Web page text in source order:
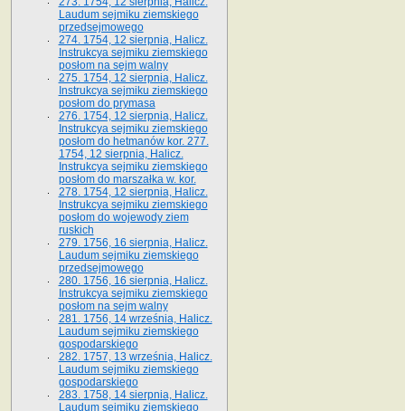
Laudum sejmiku ziemskiego
przedsejmowego
274. 1754, 12 sierpnia, Halicz.
Instrukcya sejmiku ziemskiego
posłom na sejm walny
275. 1754, 12 sierpnia, Halicz.
Instrukcya sejmiku ziemskiego
posłom do prymasa
276. 1754, 12 sierpnia, Halicz.
Instrukcya sejmiku ziemskiego
posłom do hetmanów kor. 277.
1754, 12 sierpnia, Halicz.
Instrukcya sejmiku ziemskiego
posłom do marszałka w. kor.
278. 1754, 12 sierpnia, Halicz.
Instrukcya sejmiku ziemskiego
posłom do wojewody ziem
ruskich
279. 1756, 16 sierpnia, Halicz.
Laudum sejmiku ziemskiego
przedsejmowego
280. 1756, 16 sierpnia, Halicz.
Instrukcya sejmiku ziemskiego
posłom na sejm walny
281. 1756, 14 września, Halicz.
Laudum sejmiku ziemskiego
gospodarskiego
282. 1757, 13 września, Halicz.
Laudum sejmiku ziemskiego
gospodarskiego
283. 1758, 14 sierpnia, Halicz.
Laudum sejmiku ziemskiego